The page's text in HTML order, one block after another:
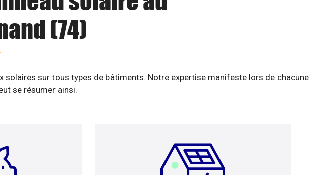
(74)
solaires sur tous types de bâtiments. Notre expertise manifeste lors de chacune
se résumer ainsi.